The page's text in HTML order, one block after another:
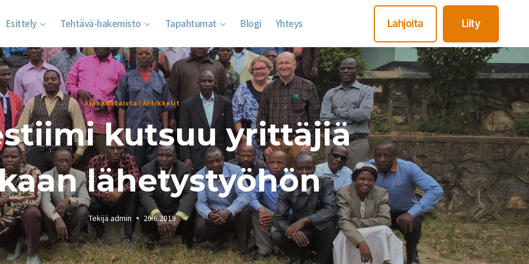
Esittely Tehtävä-hakemisto Tapahtumat Blogi Yhteys Lahjoita Liity
Ajankohtaista | Artikkelit
kutsuu yrittäjiä
lähetystyöhön
Tekijäadmin 26.6.2019